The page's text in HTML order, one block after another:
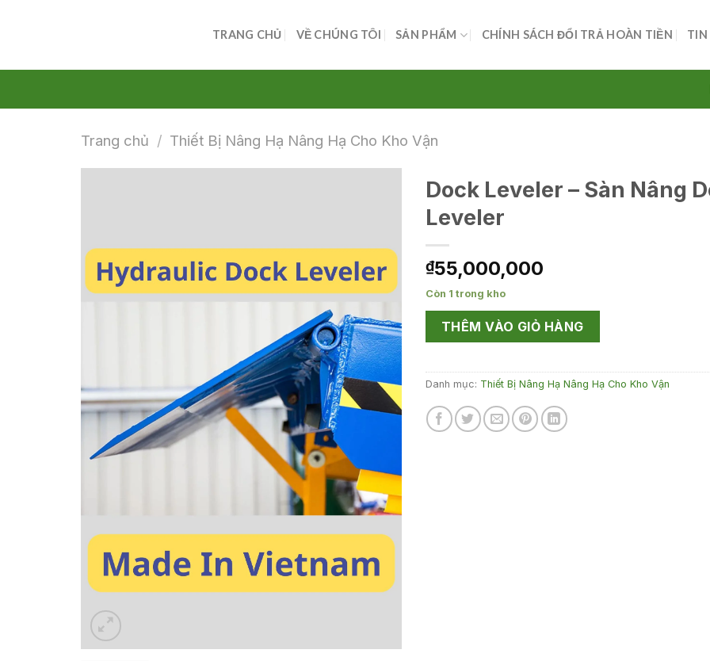
TRANG CHỦ VỀ CHÚNG TÔI SẢN PHẨM CHÍNH SÁCH ĐỔI TRẢ HOÀN TIỀN TIN
Trang chủ / Thiết Bị Nâng Hạ Nâng Hạ Cho Kho Vận
Dock Leveler – Sàn Nâng
Leveler
₫55,000,000
Còn 1 trong kho
THÊM VÀO GIỎ HÀNG
Danh mục: Thiết Bị Nâng Hạ Nâng Hạ Cho Kho Vận